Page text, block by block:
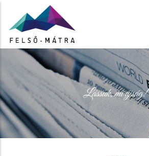
tartalomra
Lássuk, mi újság!